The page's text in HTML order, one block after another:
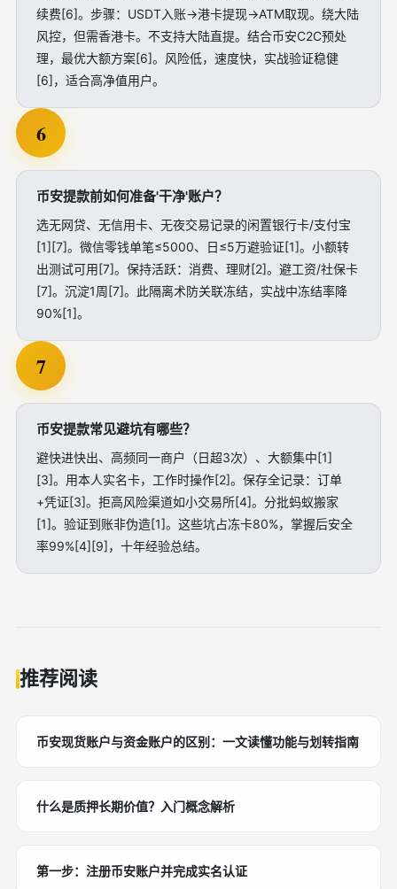
续费[6]。步骤：USDT入账→港卡提现→ATM取现。绕大陆
风控，但需香港卡。不支持大陆直提。结合币安C2C预处
理，最优大额方案[6]。风险低，速度快，实战验证稳健
[6]，适合高净值用户。
6
币安提款前如何准备'干净'账户？
选无网贷、无信用卡、无夜交易记录的闲置银行卡/支付宝
[1][7]。微信零钱单笔≤5000、日≤5万避验证[1]。小额转
出测试可用[7]。保持活跃：消费、理财[2]。避工资/社保卡
[7]。沉淀1周[7]。此隔离术防关联冻结，实战中冻结率降
90%[1]。
7
币安提款常见避坑有哪些？
避快进快出、高频同一商户（日超3次）、大额集中[1]
[3]。用本人实名卡，工作时操作[2]。保存全记录：订单
+凭证[3]。拒高风险渠道如小交易所[4]。分批蚂蚁搬家
[1]。验证到账非伪造[1]。这些坑占冻卡80%，掌握后安全
率99%[4][9]，十年经验总结。
推荐阅读
币安现货账户与资金账户的区别：一文读懂功能与划转指南
什么是质押长期价值？入门概念解析
第一步：注册币安账户并完成实名认证